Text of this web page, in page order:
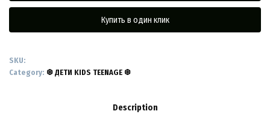
OF
COLD)
3520
Купить в один клик
SKU:
Category: ❆ ДЕТИ KIDS TEENAGE ❆
Description